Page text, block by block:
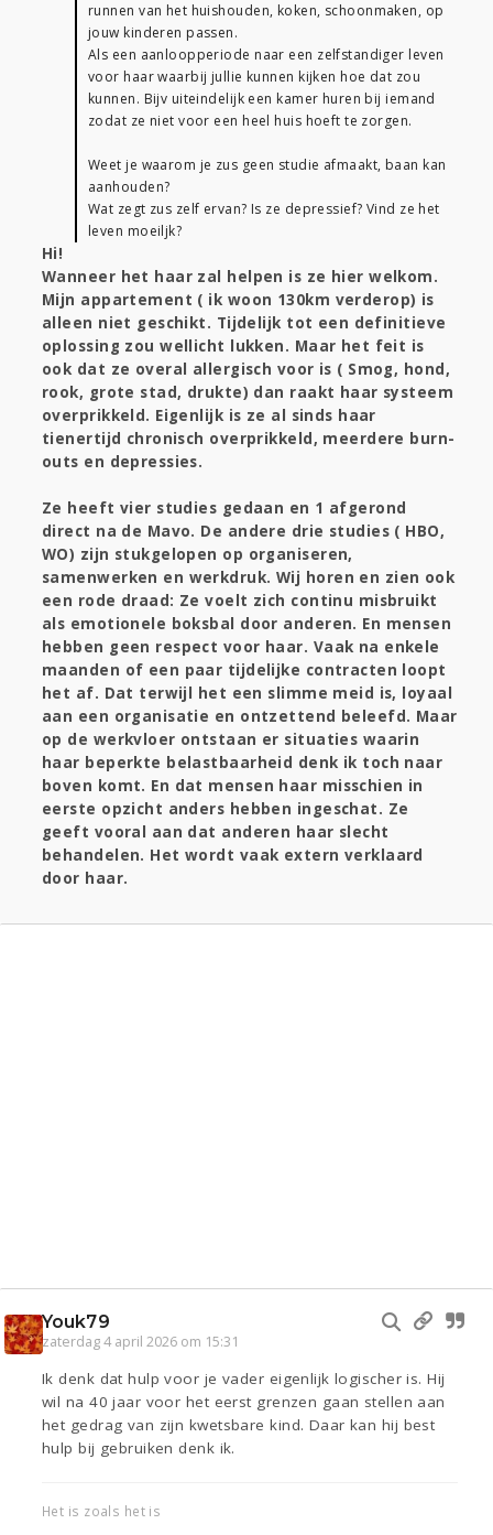
runnen van het huishouden, koken, schoonmaken, op
jouw kinderen passen.
Als een aanloopperiode naar een zelfstandiger leven
voor haar waarbij jullie kunnen kijken hoe dat zou
kunnen. Bijv uiteindelijk een kamer huren bij iemand
zodat ze niet voor een heel huis hoeft te zorgen.
Weet je waarom je zus geen studie afmaakt, baan kan
aanhouden?
Wat zegt zus zelf ervan? Is ze depressief? Vind ze het
leven moeiljk?
Hi!
Wanneer het haar zal helpen is ze hier welkom.
Mijn appartement ( ik woon 130km verderop) is
alleen niet geschikt. Tijdelijk tot een definitieve
oplossing zou wellicht lukken. Maar het feit is
ook dat ze overal allergisch voor is ( Smog, hond,
rook, grote stad, drukte) dan raakt haar systeem
overprikkeld. Eigenlijk is ze al sinds haar
tienertijd chronisch overprikkeld, meerdere burn-
outs en depressies.
Ze heeft vier studies gedaan en 1 afgerond
direct na de Mavo. De andere drie studies ( HBO,
WO) zijn stukgelopen op organiseren,
samenwerken en werkdruk. Wij horen en zien ook
een rode draad: Ze voelt zich continu misbruikt
als emotionele boksbal door anderen. En mensen
hebben geen respect voor haar. Vaak na enkele
maanden of een paar tijdelijke contracten loopt
het af. Dat terwijl het een slimme meid is, loyaal
aan een organisatie en ontzettend beleefd. Maar
op de werkvloer ontstaan er situaties waarin
haar beperkte belastbaarheid denk ik toch naar
boven komt. En dat mensen haar misschien in
eerste opzicht anders hebben ingeschat. Ze
geeft vooral aan dat anderen haar slecht
behandelen. Het wordt vaak extern verklaard
door haar.
Youk79
zaterdag 4 april 2026 om 15:31
Ik denk dat hulp voor je vader eigenlijk logischer is. Hij
wil na 40 jaar voor het eerst grenzen gaan stellen aan
het gedrag van zijn kwetsbare kind. Daar kan hij best
hulp bij gebruiken denk ik.
Het is zoals het is